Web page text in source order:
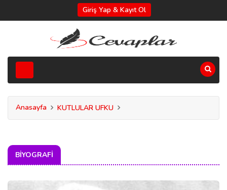
Giriş Yap & Kayıt Ol
Anasayfa KUTLULAR UFKU
BIYOGRAFI